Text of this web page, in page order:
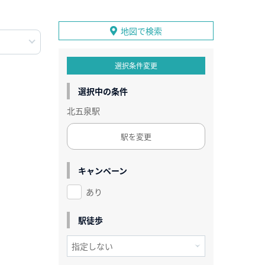
地図で検索
選択条件変更
選択中の条件
北五泉駅
駅を変更
キャンペーン
あり
駅徒歩